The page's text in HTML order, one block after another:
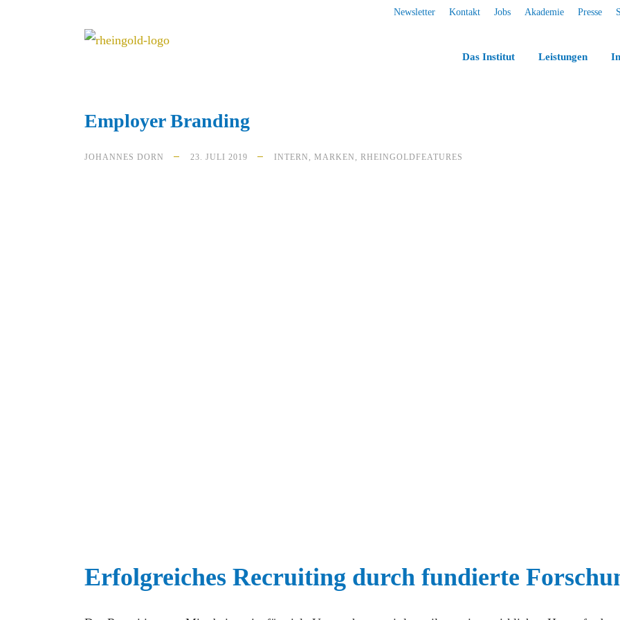
Newsletter Kontakt Jobs Akademie Presse
Das Institut Leistungen
Employer Branding
JOHANNES DORN 23. JULI 2019 INTERN , MARKEN , RHEINGOLDFEATURES
Erfolgreiches Recruiting durch fundierte